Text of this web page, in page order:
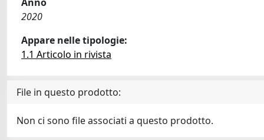
2020
Appare nelle tipologie:
1.1 Articolo in rivista
File in questo prodotto:
Non ci sono file associati a questo prodotto.